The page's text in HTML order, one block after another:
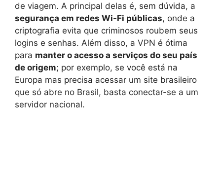
de viagem. A principal delas é, sem dúvida, a
segurança em redes Wi-Fi públicas, onde a
criptografia evita que criminosos roubem seus
logins e senhas. Além disso, a VPN é ótima
para manter o acesso a serviços do seu país
de origem; por exemplo, se você está na
Europa mas precisa acessar um site brasileiro
que só abre no Brasil, basta conectar-se a um
servidor nacional.